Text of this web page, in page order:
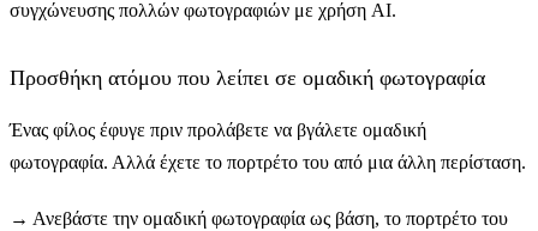
συγχώνευσης πολλών φωτογραφιών με χρήση AI.
Προσθήκη ατόμου που λείπει σε ομαδική φωτογραφία
Ένας φίλος έφυγε πριν προλάβετε να βγάλετε ομαδική
φωτογραφία. Αλλά έχετε το πορτρέτο του από μια άλλη περίσταση.
→ Ανεβάστε την ομαδική φωτογραφία ως βάση, το πορτρέτο του